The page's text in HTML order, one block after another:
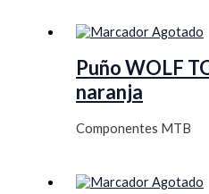
Agotado
Puño WOLF
naranja
Componentes MTB
Agotado